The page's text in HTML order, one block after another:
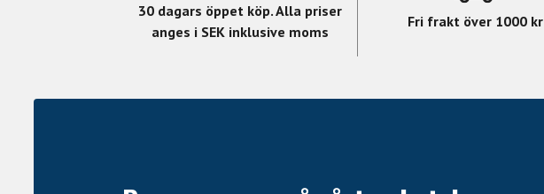
30 dagars öppet köp. Alla priser
anges i SEK inklusive moms
Fri frakt över 1000 kr